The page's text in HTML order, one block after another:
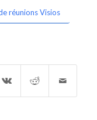
réunions Visios